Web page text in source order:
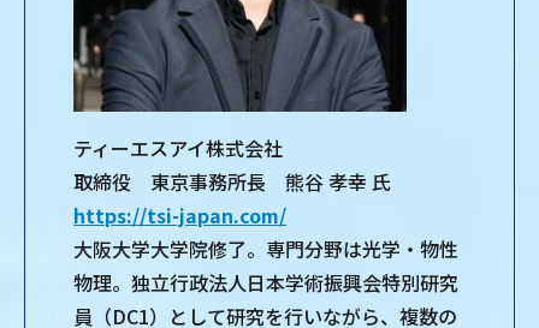
ティーエスアイ株式会社
取締役 東京事務所長 熊谷 孝幸 氏
https://tsi-japan.com/
大阪大学大学院修了。専門分野は光学・物性
物理。独立行政法人日本学術振興会特別研究
員（DC1）として研究を行いながら、複数の